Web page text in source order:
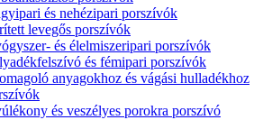
és nehézipari porszívók
levegős porszívók
és élelmiszeripari porszívók
és fémipari porszívók
anyagokhoz és vágási hulladékhoz
és veszélyes porokra porszívó